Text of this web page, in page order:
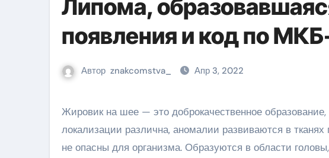
Липома,
появления и код по
Автор znakcomstva_ Апр 3, 2022
Жировик на шее — это доброкачественное образование, сформированное из липидных клеток. Область
локализации различна, аномалии развиваются в
не опасны для организма. Образуются в области